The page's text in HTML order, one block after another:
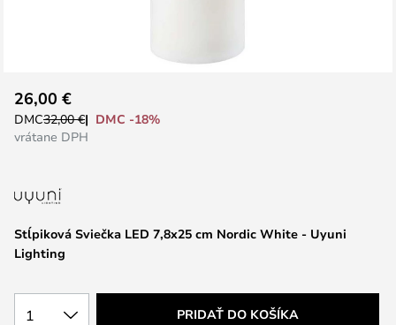
na
začiatok
Stĺpiková Sviečka LED 7,8x25 cm Nordic White - Uyuni
Lighting
26,00 €
DMC32,00 €
DMC -18%
vrátane DPH
1 PRIDAŤ DO KOŠÍKA